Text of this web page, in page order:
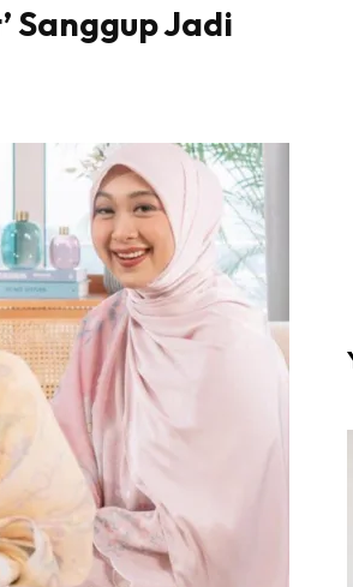
fashion muslimah terkini di
KLIK DI SEENI
Sanggup Jadi